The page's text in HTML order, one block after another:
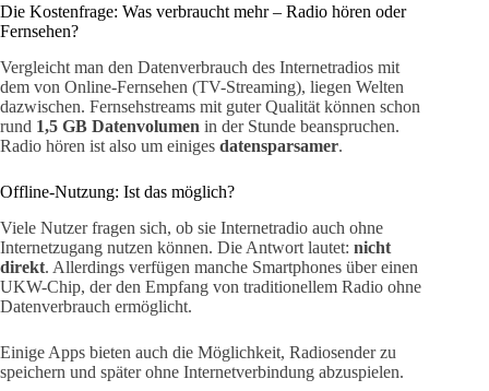
Die Kostenfrage: Was verbraucht mehr – Radio hören oder
Fernsehen?
Vergleicht man den Datenverbrauch des Internetradios mit
dem von Online-Fernsehen (TV-Streaming), liegen Welten
dazwischen. Fernsehstreams mit guter Qualität können schon
rund 1,5 GB Datenvolumen in der Stunde beanspruchen.
Radio hören ist also um einiges datensparsamer.
Offline-Nutzung: Ist das möglich?
Viele Nutzer fragen sich, ob sie Internetradio auch ohne
Internetzugang nutzen können. Die Antwort lautet: nicht
direkt. Allerdings verfügen manche Smartphones über einen
UKW-Chip, der den Empfang von traditionellem Radio ohne
Datenverbrauch ermöglicht.
Einige Apps bieten auch die Möglichkeit, Radiosender zu
speichern und später ohne Internetverbindung abzuspielen.